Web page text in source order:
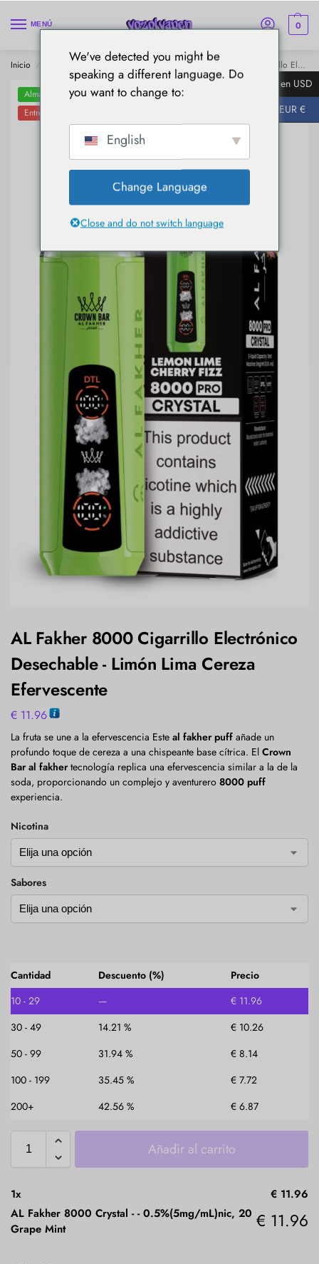
MENÚ 0
Inicio / Al Fakher AL Fakher 8000 Cristal AL Fakher 8000 Cigarrillo Electrónico Desechable - Limón Lima Cereza Efervescente
Almacenes de la UE
Entrega en 5-7 días
AL Fakher 8000 Cigarrillo Electrónico
Desechable - Limón Lima Cereza
Efervescente
€ 11.96
La fruta se une a la efervescencia Este al fakher puff añade un
profundo toque de cereza a una chispeante base cítrica. El Crown
Bar al fakher tecnología replica una efervescencia similar a la de la
soda, proporcionando un complejo y aventurero 8000 puff
experiencia.
Nicotina
Sabores
Cantidad Descuento (%)
Precio
10 - 29
— € 11.96
30 - 49
14.21 % € 10.26
50 - 99
31.94 % € 8.14
100 - 199
35.45 % € 7.72
200+
42.56 % € 6.87
Añadir al carrito
1x € 11.96
AL Fakher 8000 Crystal --0.5%(5mg/mL)nic, 20
Grape Mint
€ 11.96
$ en USD
EUR €
We've detected you might be
speaking a different language. Do
you want to change to:
English
Change Language
Close and do not switch language